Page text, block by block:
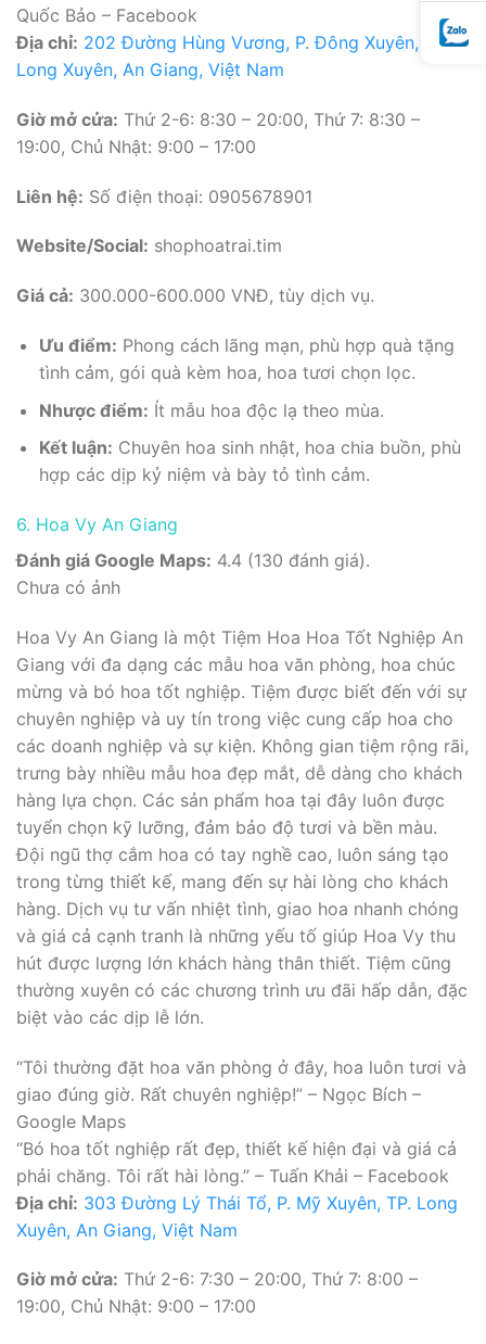
Quốc Bảo – Facebook
Địa chỉ: 202 Đường Hùng Vương, P. Đông Xuyên, TP.
Long Xuyên, An Giang, Việt Nam
Giờ mở cửa: Thứ 2-6: 8:30 – 20:00, Thứ 7: 8:30 –
19:00, Chủ Nhật: 9:00 – 17:00
Liên hệ: Số điện thoại: 0905678901
Website/Social: shophoatrai.tim
Giá cả: 300.000-600.000 VNĐ, tùy dịch vụ.
Ưu điểm: Phong cách lãng mạn, phù hợp quà tặng
tình cảm, gói quà kèm hoa, hoa tươi chọn lọc.
Nhược điểm: Ít mẫu hoa độc lạ theo mùa.
Kết luận: Chuyên hoa sinh nhật, hoa chia buồn, phù
hợp các dịp kỷ niệm và bày tỏ tình cảm.
6. Hoa Vy An Giang
Đánh giá Google Maps: 4.4 (130 đánh giá).
Chưa có ảnh
Hoa Vy An Giang là một Tiệm Hoa Hoa Tốt Nghiệp An
Giang với đa dạng các mẫu hoa văn phòng, hoa chúc
mừng và bó hoa tốt nghiệp. Tiệm được biết đến với sự
chuyên nghiệp và uy tín trong việc cung cấp hoa cho
các doanh nghiệp và sự kiện. Không gian tiệm rộng rãi,
trưng bày nhiều mẫu hoa đẹp mắt, dễ dàng cho khách
hàng lựa chọn. Các sản phẩm hoa tại đây luôn được
tuyển chọn kỹ lưỡng, đảm bảo độ tươi và bền màu.
Đội ngũ thợ cắm hoa có tay nghề cao, luôn sáng tạo
trong từng thiết kế, mang đến sự hài lòng cho khách
hàng. Dịch vụ tư vấn nhiệt tình, giao hoa nhanh chóng
và giá cả cạnh tranh là những yếu tố giúp Hoa Vy thu
hút được lượng lớn khách hàng thân thiết. Tiệm cũng
thường xuyên có các chương trình ưu đãi hấp dẫn, đặc
biệt vào các dịp lễ lớn.
“Tôi thường đặt hoa văn phòng ở đây, hoa luôn tươi và
giao đúng giờ. Rất chuyên nghiệp!” – Ngọc Bích –
Google Maps
“Bó hoa tốt nghiệp rất đẹp, thiết kế hiện đại và giá cả
phải chăng. Tôi rất hài lòng.” – Tuấn Khải – Facebook
Địa chỉ: 303 Đường Lý Thái Tổ, P. Mỹ Xuyên, TP. Long
Xuyên, An Giang, Việt Nam
Giờ mở cửa: Thứ 2-6: 7:30 – 20:00, Thứ 7: 8:00 –
19:00, Chủ Nhật: 9:00 – 17:00